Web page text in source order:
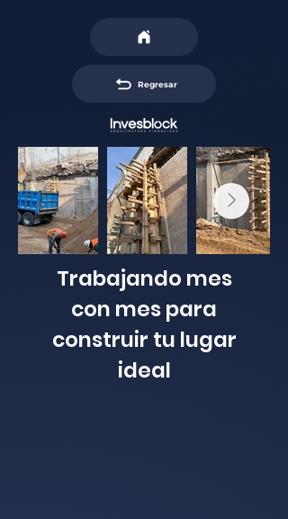
Regresar
Trabajando mes
con mes para
construir tu lugar
ideal